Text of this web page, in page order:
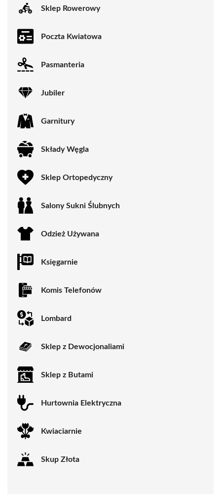
Sklep Rowerowy
Poczta Kwiatowa
Pasmanteria
Jubiler
Garnitury
Składy Węgla
Sklep Ortopedyczny
Salony Sukni Ślubnych
Odzież Używana
Księgarnie
Komis Telefonów
Lombard
Sklep z Dewocjonaliami
Sklep z Butami
Hurtownia Elektryczna
Kwiaciarnie
Skup Złota